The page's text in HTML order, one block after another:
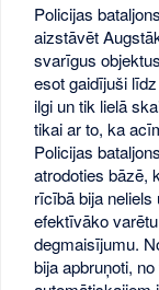
Policijas
aizstāvēt
svarīgus
esot gaidījuši
ilgi un tik lielā
tikai ar to, ka
Policijas
atrodoties bāzē,
rīcībā bija
efektīvāko
degmaisījumu.
bija apbruņoti,